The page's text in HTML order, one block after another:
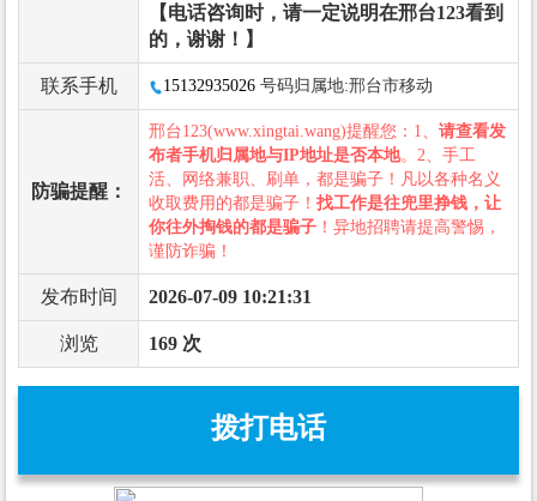
【电话咨询时，请一定说明在邢台123看到
的，谢谢！】
联系手机 15132935026 号码归属地:邢台市移动
防骗提醒：
邢台123(www.xingtai.wang)提醒您：1、 请查看发
布者手机归属地与IP地址是否本地。2、手工
活、网络兼职、刷单，都是骗子！凡以各种名义
收取费用的都是骗子！ 找工作是往兜里挣钱，让
你往外掏钱的都是骗子 ！异地招聘请提高警惕，
谨防诈骗！
发布时间 2026-07-09 10:21:31
浏览 169 次
拨打电话